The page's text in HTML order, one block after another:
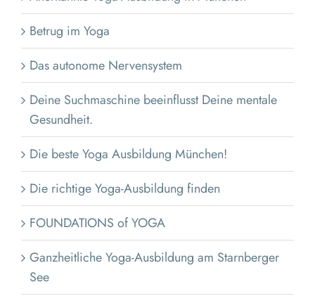
Betrug im Yoga
Das autonome Nervensystem
Deine Suchmaschine beeinflusst Deine mentale
Gesundheit.
Die beste Yoga Ausbildung München!
Die richtige Yoga-Ausbildung finden
FOUNDATIONS of YOGA
Ganzheitliche Yoga-Ausbildung am Starnberger
See